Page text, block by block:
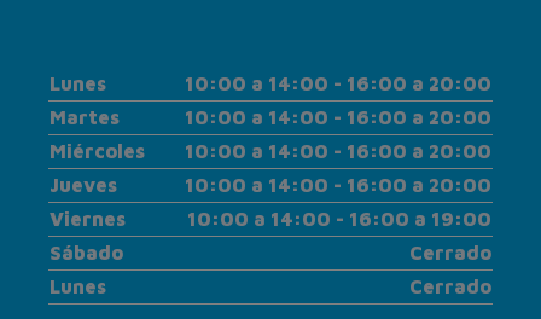
Lunes
10:00 a 14:00 - 16:00 a 20:00
Martes
10:00 a 14:00 - 16:00 a 20:00
Miércoles
10:00 a 14:00 - 16:00 a 20:00
Jueves
10:00 a 14:00 - 16:00 a 20:00
Viernes
10:00 a 14:00 - 16:00 a 19:00
Sábado
Cerrado
Lunes
Cerrado